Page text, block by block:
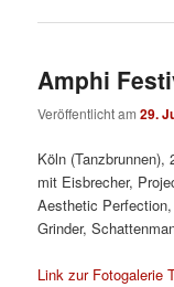
Amphi
Veröffentlicht am29.
Köln (Tanzbrunnen),
mit Eisbrecher,
Aesthetic
Grinder,
Link zur Fotogalerie